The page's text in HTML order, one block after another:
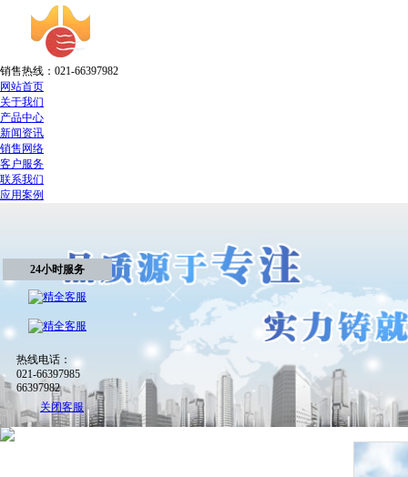
销售热线：021-66397982
网站首页
关于我们
产品中心
新闻资讯
销售网络
客户服务
联系我们
应用案例
24小时服务
热线电话：
021-66397985
66397982
关闭客服